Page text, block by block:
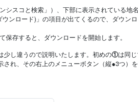
シスコと検索」）、下部に表示されている地
ンロード)」の項目が出てくるので、ダウン
存すると、ダウンロードを開始します。
し違うので説明いたします。初めの①は同
れ、その右上のメニューボタン（縦●3つ）